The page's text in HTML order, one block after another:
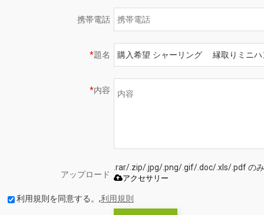
携帯電話
*題名
*内容
アップロード
.rar/.zip/.jpg/.png/.gif/.doc/.xls/.pdf の
アクセサリー
利用規則を同意する。,利用規則